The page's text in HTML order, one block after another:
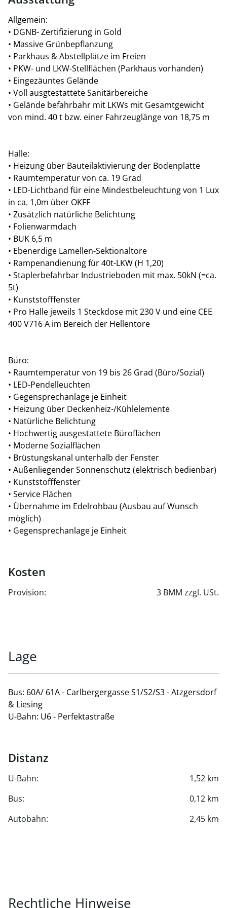
Lager (EG) ca. 912 m²
Sprinter Stellplätze: 6
Halle 2:
Lager (EG) ca. 912 m²
Showroom/Büro (EG) ca. 105 m²
Büro/Flexspace (1.OG) ca. 186 m²
Sprinter Stellplätze: 3
Showroom/Büro (EG) ca. 105 m²
Büro/Flexspace (1.OG) ca. 186 m²
Sprinter Stellplätze: 3
Halle 4:
Lager (EG) ca. 912 m²
Showroom/Büro (EG) ca. 105 m²
Büro/Flexspace (1.OG) ca. 186 m²
Sprinter Stellplätze: 3
Halle 5:
Lager (EG) ca. 1.151 m²
Showroom/Büro (EG) ca. 158 m²
Büro/Flexspace (1.OG) ca. 273 m²
Sprinter Stellplätze: 5
Lager (EG) ca. 1.151 m²
Showroom/Büro (EG) ca. 158 m²
Büro/Flexspace (1.OG) ca. 273 m²
Sprinter Stellplätze: 5
Halle 7:
Lager (EG) ca. 1.151 m²
Showroom/Büro (EG) ca. 158 m²
Büro/Flexspace (1.OG) ca. 273 m²
Sprinter Stellplätze: 5
Halle 8:
Lager (EG) ca. 1.074 m²
Showroom/Büro (EG) ca. 269 m²
Büro/Flexspace (1.OG) ca. 426 m²
Allgemein:
• DGNB- Zertifizierung in Gold
• Massive Grünbepflanzung
• Parkhaus & Abstellplätze im Freien
• PKW- und LKW-Stellflächen (Parkhaus vorhanden)
• Eingezäuntes Gelände
• Voll ausgtestattete Sanitärbereiche
• Gelände befahrbahr mit LKWs mit Gesamtgewicht
von mind. 40 t bzw. einer Fahrzeuglänge von 18,75 m
Halle:
• Heizung über Bauteilaktivierung der Bodenplatte
• Raumtemperatur von ca. 19 Grad
• LED-Lichtband für eine Mindestbeleuchtung von 1 Lux
in ca. 1,0m über OKFF
• Zusätzlich natürliche Belichtung
• Folienwarmdach
• BUK 6,5 m
• Ebenerdige Lamellen-Sektionaltore
• Rampenandienung für 40t-LKW (H 1,20)
• Staplerbefahrbar Industrieboden mit max. 50kN (=ca.
5t)
• Kunststofffenster
• Pro Halle jeweils 1 Steckdose mit 230 V und eine CEE
400 V716 A im Bereich der Hellentore
Büro:
• Raumtemperatur von 19 bis 26 Grad (Büro/Sozial)
• LED-Pendelleuchten
• Gegensprechanlage je Einheit
• Heizung über Deckenheiz-/Kühlelemente
• Natürliche Belichtung
• Hochwertig ausgestattete Büroflächen
• Moderne Sozialflächen
• Brüstungskanal unterhalb der Fenster
• Außenliegender Sonnenschutz (elektrisch bedienbar)
• Kunststofffenster
• Service Flächen
• Übernahme im Edelrohbau (Ausbau auf Wunsch
möglich)
• Gegensprechanlage je Einheit
Kosten
Provision: 3 BMM zzgl. USt.
Lage
Bus: 60A/ 61A - Carlbergergasse S1/S2/S3 - Atzgersdorf
& Liesing
U-Bahn: U6 - Perfektastraße
Distanz
U-Bahn:
1,52 km
Bus:
0,12 km
Autobahn:
2,45 km
Rechtliche Hinweise